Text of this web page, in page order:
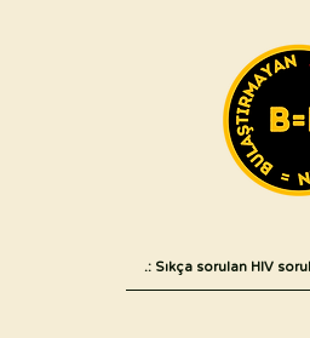
.: Sıkça sorulan HIV